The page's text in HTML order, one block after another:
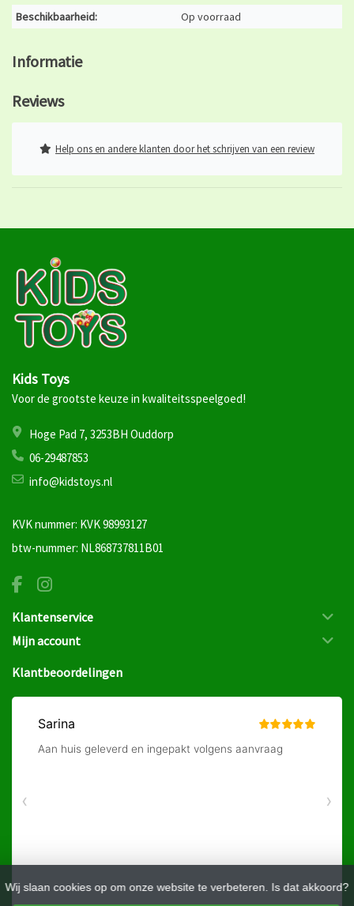
Wij slaan cookies op om onze website te verbeteren. Is dat akkoord?
Beschikbaarheid:
Op voorraad
Informatie
Reviews
Help ons en andere klanten door het schrijven van een review
Kids Toys
Voor de grootste keuze in kwaliteitsspeelgoed!
Hoge Pad 7, 3253BH Ouddorp
06-29487853
info@kidstoys.nl
KVK nummer: KVK 98993127
btw-nummer: NL868737811B01
Klantenservice
Mijn account
Klantbeoordelingen